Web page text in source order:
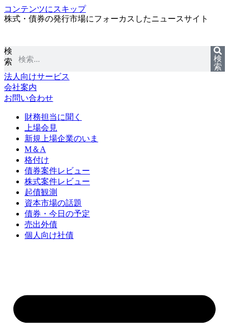
コンテンツにスキップ
株式・債券の発行市場にフォーカスしたニュースサイト
検
索
検
索
法人向けサービス
会社案内
お問い合わせ
財務担当に聞く
上場会見
新規上場企業のいま
M＆A
格付け
債券案件レビュー
株式案件レビュー
起債観測
資本市場の話題
債券・今日の予定
売出外債
個人向け社債